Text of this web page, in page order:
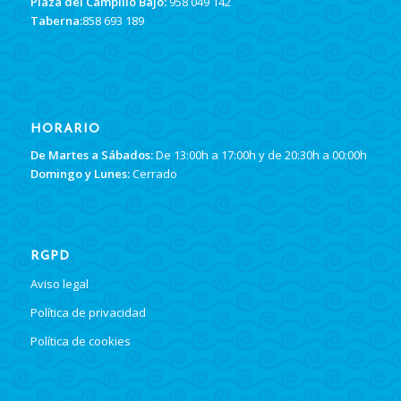
Taberna:858 693 189
HORARIO
De Martes a Sábados:De 13:00h a 17:00h y de 20:30h a 00:00h
Domingo y Lunes:Cerrado
RGPD
Aviso legal
Política de privacidad
Política de cookies